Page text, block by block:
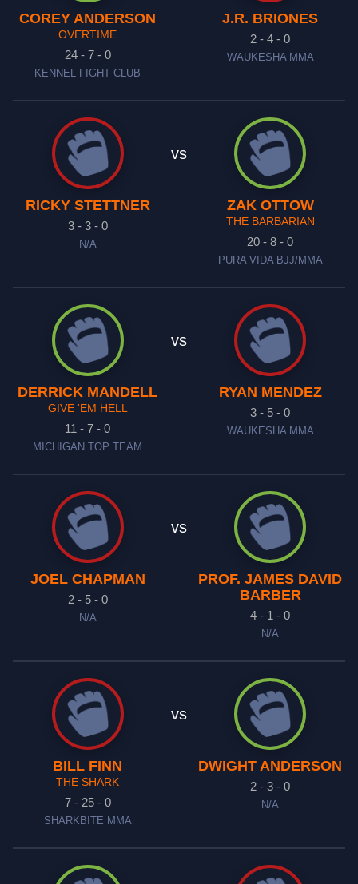
COREY ANDERSON
OVERTIME
24 - 7 - 0
KENNEL FIGHT CLUB
J.R. BRIONES
2 - 4 - 0
WAUKESHA MMA
RICKY STETTNER
3 - 3 - 0
N/A
vs
ZAK OTTOW
THE BARBARIAN
20 - 8 - 0
PURA VIDA BJJ/MMA
DERRICK MANDELL
GIVE 'EM HELL
11 - 7 - 0
MICHIGAN TOP TEAM
vs
RYAN MENDEZ
3 - 5 - 0
WAUKESHA MMA
JOEL CHAPMAN
2 - 5 - 0
N/A
vs
PROF. JAMES DAVID
BARBER
4 - 1 - 0
N/A
BILL FINN
THE SHARK
7 - 25 - 0
SHARKBITE MMA
vs
DWIGHT ANDERSON
2 - 3 - 0
N/A